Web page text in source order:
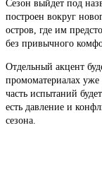
Сезон выйдет под
построен вокруг
остров, где им
без привычного
Отдельный акцент
промоматериалах
часть испытаний
есть давление и
сезона.